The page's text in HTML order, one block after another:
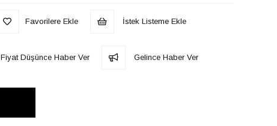
Favorilere Ekle İstek Listeme Ekle
Fiyat Düşünce Haber Ver Gelince Haber Ver